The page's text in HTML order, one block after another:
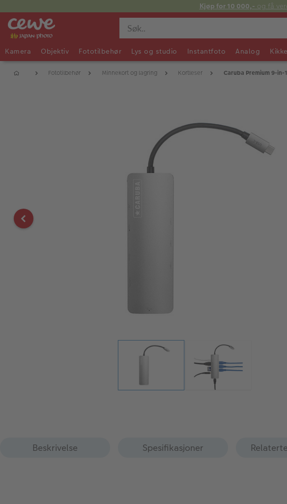
Kjøp for 10 000,- og få
Kamera Objektiv Fototilbehør Lys og studio Instantfoto Analog
Fototilbehør Minnekort og lagring Kortleser Caruba Premium 9-in-
Beskrivelse Spesifikasjoner